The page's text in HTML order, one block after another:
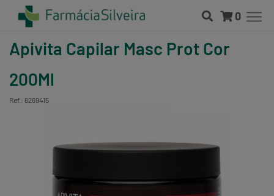
0
Apivita Capilar Masc Prot Cor
200Ml
Ref.: 6269415